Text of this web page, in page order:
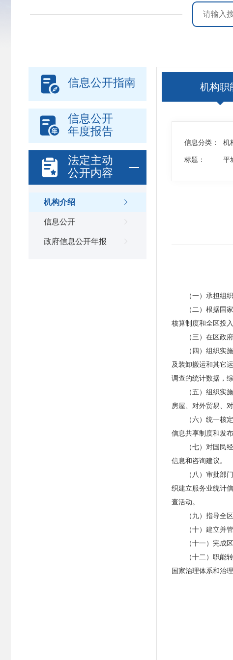
 信息公开指南

信息公开
年度报告

法定主动
公开内容

机构介绍

信息公开

政府信息公开年报
机构职
信息分类： 机
标题： 平
（一）承担组
（二）根据国
核算制度和全区投
（三）在区政
（四）组织实
及装卸搬运和其它
调查的统计数据，
（五）组织实
房屋、对外贸易、
（六）统一核
信息共享制度和发布
（七）对国民
信息和咨询建议。
（八）审批部
织建立服务业统计
查活动。
（九）指导全
（十）建立并
（十一）完成
（十二）职能
国家治理体系和治